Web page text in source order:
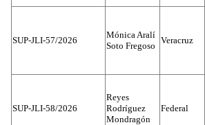
SUP-JLI-57/2026
Mónica Aralí
Soto Fregoso
Veracruz
SUP-JLI-58/2026
Reyes
Rodríguez
Mondragón
Federal